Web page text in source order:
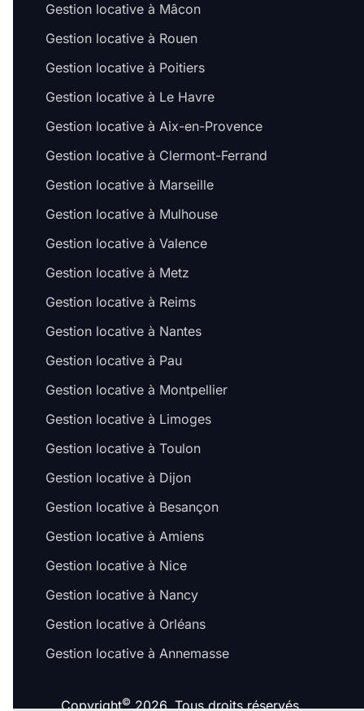
Gestion locative à Mâcon
Gestion locative à Rouen
Gestion locative à Poitiers
Gestion locative à Le Havre
Gestion locative à Aix-en-Provence
Gestion locative à Clermont-Ferrand
Gestion locative à Marseille
Gestion locative à Mulhouse
Gestion locative à Valence
Gestion locative à Metz
Gestion locative à Reims
Gestion locative à Nantes
Gestion locative à Pau
Gestion locative à Montpellier
Gestion locative à Limoges
Gestion locative à Toulon
Gestion locative à Dijon
Gestion locative à Besançon
Gestion locative à Amiens
Gestion locative à Nice
Gestion locative à Nancy
Gestion locative à Orléans
Gestion locative à Annemasse
Copyright©2026. Tous droits réservés.
Salut c'est nous...
les Cookies !
On a attendu d'être sûrs que le contenu de ce site vous intéresse
pendant votre visite...
Pour modifier vos préférences par la suite, cliquez sur le lien
'Préférences de cookies' situé dans le pied de page.